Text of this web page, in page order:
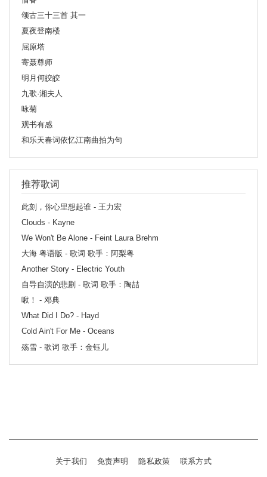
颂古三十三首 其一
夏夜登南楼
屈原塔
寄聂尊师
明月何皎皎
九歌·湘夫人
咏菊
观书有感
和乐天春词依忆江南曲拍为句
推荐歌词
此刻，你心里想起谁 - 王力宏
Clouds - Kayne
We Won't Be Alone - Feint Laura Brehm
大海 粤语版 - 歌词 歌手：阿梨粤
Another Story - Electric Youth
自导自演的悲剧 - 歌词 歌手：陶喆
啾！ - 邓典
What Did I Do? - Hayd
Cold Ain't For Me - Oceans
殇雪 - 歌词 歌手：金钰儿
关于我们 免责声明 隐私政策 联系方式